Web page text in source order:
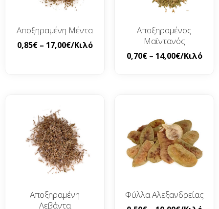
Αποξηραμένη Μέντα
0,85€ – 17,00€/Κιλό
Αποξηραμένος
Μαϊντανός
0,70€ – 14,00€/Κιλό
Αποξηραμένη
Λεβάντα
Φύλλα Αλεξανδρείας